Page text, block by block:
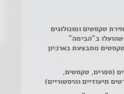
טקסטים ומונולוגים
– 3500 מחזות, שהועלו ב"הבימה"
מתבצעת בארכיון
(ספרים, טקסטים,
תיעודיים והיסטוריים)